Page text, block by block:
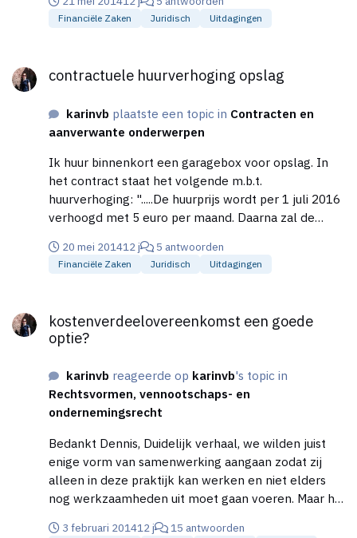
dus niet gevallen op juridische gronden maar op
reeel, redelijk en billijk... Ajos: scherp opgemerkt ;)!
R. Tummers: Daarnaast gaat de huurovereenkomst
bevallen dan kunnen we er altijd vanaf, helaas kan
opzeggen, maar ik denk dat dit niet anders kan.
Jasper:verder is het een simpel huurcontract zonder
vreemde clausules gelukkig.
Financiële Zaken Juridisch Uitdagingen
contractuele huurverhoging opslag
karinvb plaatste een topic in Contracten en
aanverwante onderwerpen
Ik huur binnenkort een garagebox voor opslag. In
het contract staat het volgende m.b.t.
huurverhoging: ".....De huurprijs wordt per 1 juli 2016
verhoogd met 5 euro per maand. Daarna zal de
een door de verhuurder vast te stellen percentage
met inachtneming van redelijkheid en bilijkheid.' Ik
Is dit een redelijke eis van de verhuurder?
20 mei 201412 j 5 antwoorden
Financiële Zaken Juridisch Uitdagingen
kostenverdeelovereenkomst een goede
optie?
karinvb reageerde op karinvb's topic in
Rechtsvormen, vennootschaps- en
ondernemingsrecht
Bedankt Dennis, Duidelijk verhaal, we wilden juist
enige vorm van samenwerking aangaan zodat zij
alleen in deze praktijk kan werken en niet elders
nog werkzaamheden uit moet gaan voeren. Maar het
opties overblijven dan een VAR wuo of een
3 februari 201412 j 15 antwoorden